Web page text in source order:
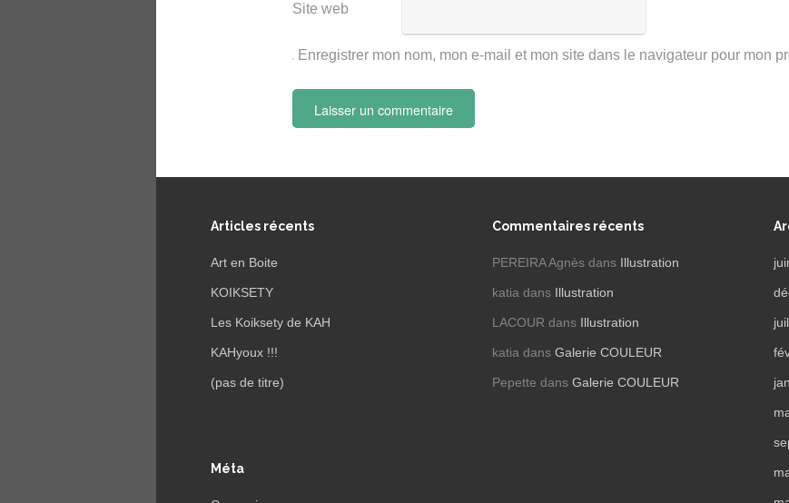
Site web
Enregistrer mon nom, mon e-mail et mon site dans le navigateur pour mon
Articles récents
Art en Boite
KOIKSETY
Les Koiksety de KAH
KAHyoux !!!
(pas de titre)
Commentaires récents
PEREIRA Agnès dans Illustration
katia dans Illustration
LACOUR dans Illustration
katia dans Galerie COULEUR
Pepette dans Galerie COULEUR
Méta